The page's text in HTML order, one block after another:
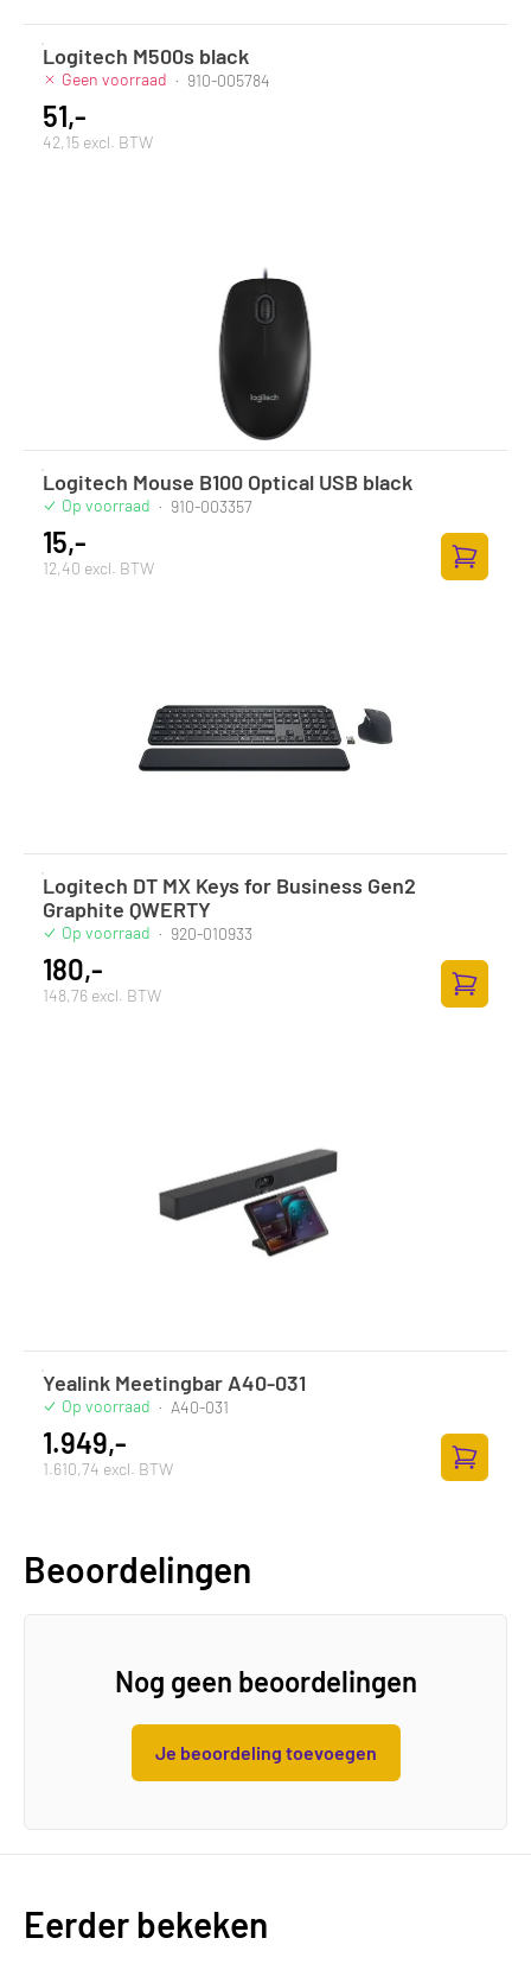
Logitech M500s black
Geen voorraad · 910-005784
51,-
42,15 excl. BTW
Logitech Mouse B100 Optical USB black
Op voorraad · 910-003357
15,-
12,40 excl. BTW
Logitech DT MX Keys for Business Gen2
Graphite QWERTY
Op voorraad · 920-010933
180,-
148,76 excl. BTW
Yealink Meetingbar A40-031
Op voorraad · A40-031
1.949,-
1.610,74 excl. BTW
Beoordelingen
Nog geen beoordelingen
Je beoordeling toevoegen
Eerder bekeken